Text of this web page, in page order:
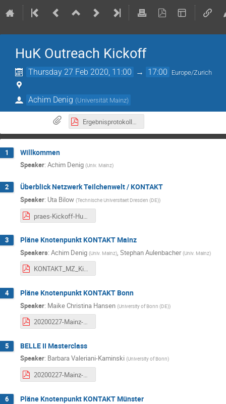
HuK Outreach Kickoff
Thursday 27 Feb 2020, 11:00 → 17:00 Europe/Zurich
Achim Denig (Universität Mainz)
Ergebnisprotokoll_HuK_Kickoff_270220-ubi-ad.pdf
1 Willkommen
Speaker: Achim Denig (Univ. Mainz)
2 Überblick Netzwerk Teilchenwelt / KONTAKT
Speaker: Uta Bilow (Technische Universitaet Dresden (DE))
3 Pläne Knotenpunkt KONTAKT Mainz
Speakers: Achim Denig (Univ. Mainz), Stephan Aulenbacher (Univ. Mainz)
KONTAKT_MZ_Kickoff_2020_pdf.pdf
4 Pläne Knotenpunkt KONTAKT Bonn
Speaker: Maike Christina Hansen (University of Bonn (DE))
20200227-Mainz-Kickoff-Meeting-vorstellung-knotenpunkt2.pdf
5 BELLE II Masterclass
Speaker: Barbara Valeriani-Kaminski (University of Bonn)
20200227-Mainz-Kickoff-Meeting-vorstellung-Belle-II-Masterclass.pdf
6 Pläne Knotenpunkt KONTAKT Münster